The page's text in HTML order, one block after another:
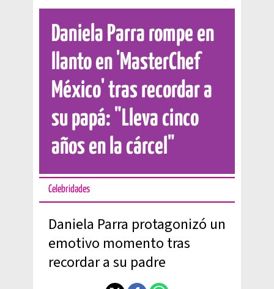
Daniela Parra rompe en
llanto en 'MasterChef
México' tras recordar a
su papá: "Lleva cinco
años en la cárcel"
Celebridades
Daniela Parra protagonizó un
emotivo momento tras
recordar a su padre